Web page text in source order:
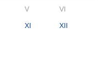
V VI
XI XII